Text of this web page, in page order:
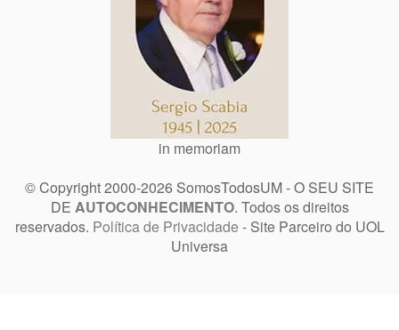
in memoriam
© Copyright 2000-2026 SomosTodosUM - O SEU SITE
DE AUTOCONHECIMENTO. Todos os direitos
reservados. Política de Privacidade - Site Parceiro do UOL
Universa